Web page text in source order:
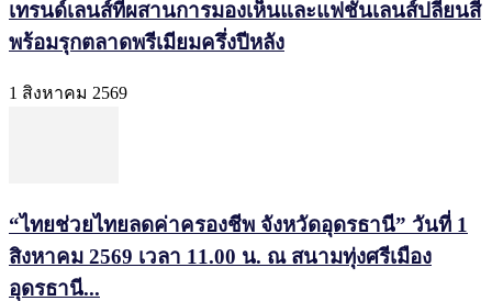
เทรนด์เลนส์ที่ผสานการมองเห็นและแฟชั่นเลนส์ปลี่ยนสี
พร้อมรุกตลาดพรีเมียมครึ่งปีหลัง
1 สิงหาคม 2569
“ไทยช่วยไทยลดค่าครองชีพ จังหวัดอุดรธานี” วันที่ 1
สิงหาคม 2569 เวลา 11.00 น. ณ สนามทุ่งศรีเมือง
อุดรธานี...